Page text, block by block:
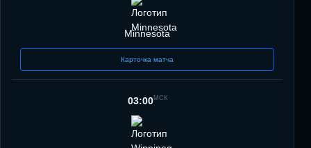
Minnesota
Карточка матча
03:00МСК